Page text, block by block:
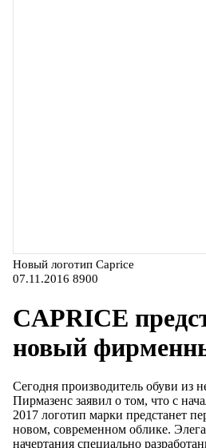
Новый логотип Caprice
07.11.2016 8900
CAPRICE
новый
Сегодня производитель обуви из
Пирмазенс заявил о том, что с
2017 логотип марки предстанет
новом, современном облике.
начертания специально